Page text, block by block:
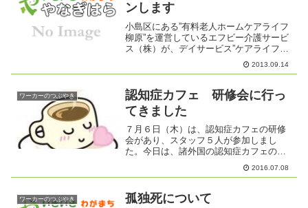
ンします
小島区にある”有料老人ホームケアライフ
柳原”を運営しているエフビー介護サービ
ス（株）が、デイサービス”ケアライフ柳
原第2”を開設します。９月２８日
（土）、９月２９日（日）は内覧会があ
にお出かけください。新...
2013.09.14
ワーカーのつぶやき
認知症カフェ 研修会に行っ
てきました
７月６日（木）は、認知症カフェの研修
会があり、スタッフ５人が参加しまし
た。今日は、諸外国の認知症カフェの取
り組みなどを学びました。講師は東北福
祉大学総合福祉学部専任講師の矢吹知之
地、オランダへ行って観て話し...
2016.07.08
ワーカーのつぶやき 孤独死について